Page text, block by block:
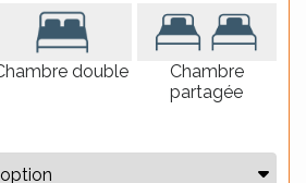
double
Chambre
partagée